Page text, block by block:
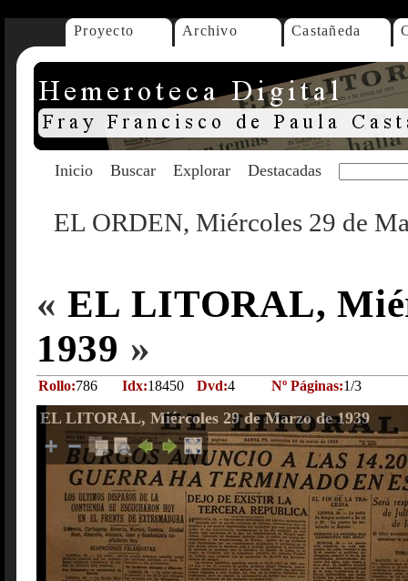
Proyecto Archivo Castañeda
Inicio Buscar Explorar Destacadas
EL ORDEN, Miércoles 29 de
« EL LITORAL,
1939 »
Rollo:786 Idx:18450 Dvd:4 Nº Páginas:1/3
EL LITORAL, Miércoles 29 de Marzo de 1939